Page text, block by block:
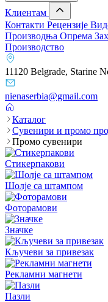
Клиентам
Контакти Рецензије
Производња Опрема
Производство
11120 Belgrade, Starine
nienaserbia@gmail.com
Каталог
Сувенири и промо
Промо сувенири
Стикерпакови
Шолје са штампом
Фоторамови
Значке
Кључеви за привезак
Рекламни магнети
Пазли